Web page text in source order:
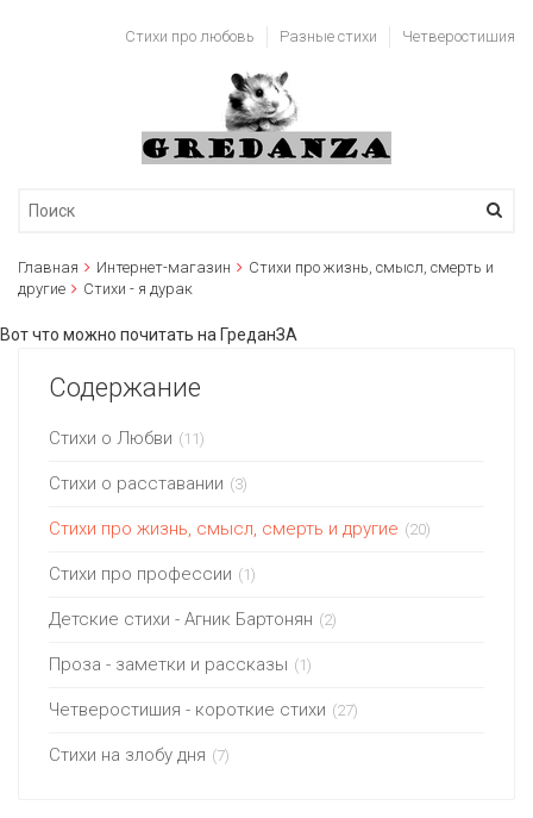
Стихи про любовь Разные стихи Четверостишия
Главная Интернет-магазин
Стихи про жизнь, смысл, смерть и
другие
Стихи - я дурак
Вот что можно почитать на ГреданЗА
Содержание
Стихи о Любви (11)
Стихи о расставании (3)
Стихи про жизнь, смысл, смерть и другие (20)
Стихи про профессии (1)
Детские стихи - Агник Бартонян (2)
Проза - заметки и рассказы (1)
Четверостишия - короткие стихи (27)
Стихи на злобу дня (7)